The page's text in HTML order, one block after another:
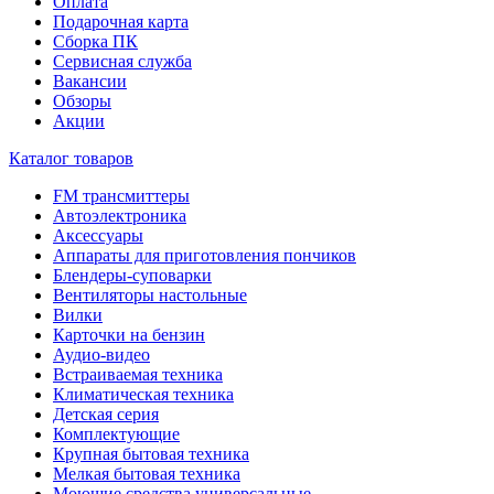
Подарочная карта
Сборка ПК
Сервисная служба
Вакансии
Обзоры
Акции
Каталог товаров
FM трансмиттеры
Автоэлектроника
Аксессуары
Аппараты для приготовления пончиков
Блендеры-суповарки
Вентиляторы настольные
Вилки
Карточки на бензин
Аудио-видео
Встраиваемая техника
Климатическая техника
Детская серия
Комплектующие
Крупная бытовая техника
Мелкая бытовая техника